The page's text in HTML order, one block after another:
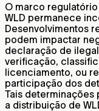
O marco
WLD permanece
Desenvolvimentos
podem impactar
declaração de
verificação,
licenciamento, ou
participação dos
Tais
a distribuição de